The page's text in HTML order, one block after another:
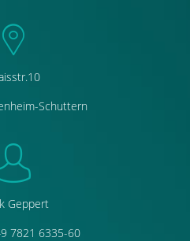
Schuttern
Geppert
7821 6335-60